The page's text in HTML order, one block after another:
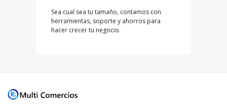
Sea cual sea tu tamaño, contamos con
herramientas, soporte y ahorros para
hacer crecer tu negocio.